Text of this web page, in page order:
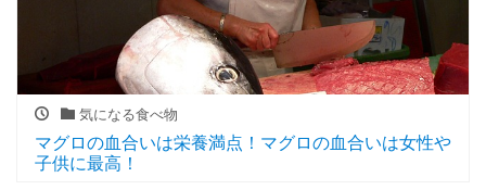
気になる食べ物
マグロの血合いは栄養満点！マグロの血合いは女性や
子供に最高！